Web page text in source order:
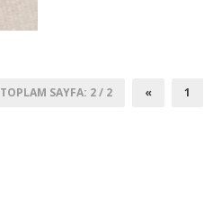
TOPLAM SAYFA: 2 / 2 « 1